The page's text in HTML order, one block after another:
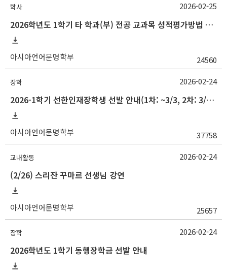
학사
2026학년도 1학기 타 학과(부) 전공 교과목 성적평가방법 선택제 신청 안내
아시아언어문명학부 24560
2026-02-25
장학
2026-1학기 선한인재장학생 선발 안내(1차: ~3/3, 2차: 3/22)
아시아언어문명학부 37758
2026-02-24
교내활동
(2/26) 스리잔 꾸마르 선생님 강연
아시아언어문명학부 25657
2026-02-24
장학
2026학년도 1학기 동행장학금 선발 안내
2026-02-24